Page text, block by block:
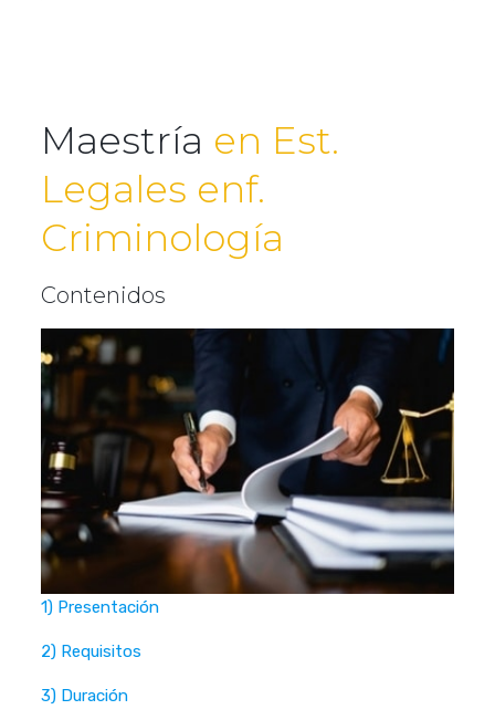
Maestría en Est.
Legales enf.
Criminología
Contenidos
1) Presentación
2) Requisitos
3) Duración